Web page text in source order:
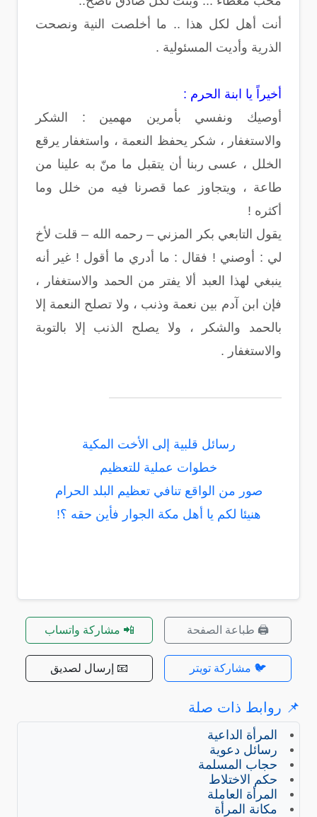
أنت أهل لكل هذا .. ما أخلصت النية ونصحت
الذرية وأديت المسئولية .
أخيراً يا ابنة الحرم :
أوصيك ونفسي بأمرين مهمين : الشكر
والاستغفار ، شكر يحفظ النعمة ، واستغفار يرقع
الخلل ، عسى ربنا أن يتقبل ما منّ به علينا من
طاعة ، ويتجاوز عما قصرنا فيه من خلل وما
أكثره !
يقول التابعي بكر المزني – رحمه الله – قلت لأخ
لي : أوصني ! فقال : ما أدري ما أقول ! غير أنه
ينبغي لهذا العبد ألا يفتر من الحمد والاستغفار ،
فإن ابن آدم بين نعمة وذنب ، ولا تصلح النعمة إلا
بالحمد والشكر ، ولا يصلح الذنب إلا بالتوبة
والاستغفار .
رسائل قلبية إلى الأخت المكية
خطوات عملية للتعظيم
صور من الواقع تنافي تعظيم البلد الحرام
هنيئا لكم يا أهل مكة الجوار فأين حقه ؟!
🖨️ طباعة الصفحة 📲 مشاركة واتساب
🐦 مشاركة تويتر 📧 إرسال لصديق
📌 روابط ذات صلة
المرأة الداعية
رسائل دعوية
حجاب المسلمة
حكم الاختلاط
المرأة العاملة
مكانة المرأة